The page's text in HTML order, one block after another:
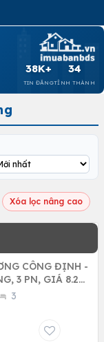
38K+
TIN ĐĂNG
34
TỈNH THÀNH
Xóa lọc nâng cao
CÔNG ĐỊNH -
3 PN, GIÁ 8.2
3